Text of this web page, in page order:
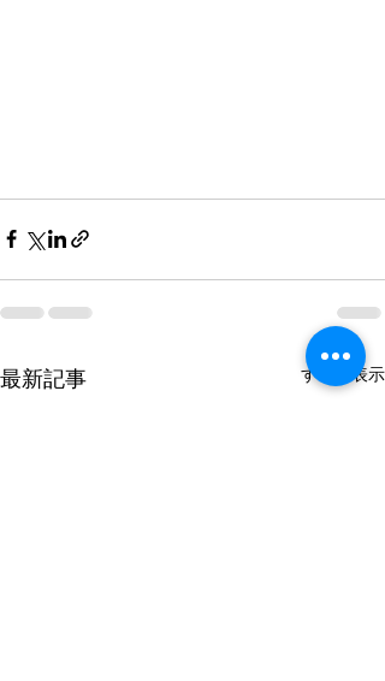
最新記事 すべて表示